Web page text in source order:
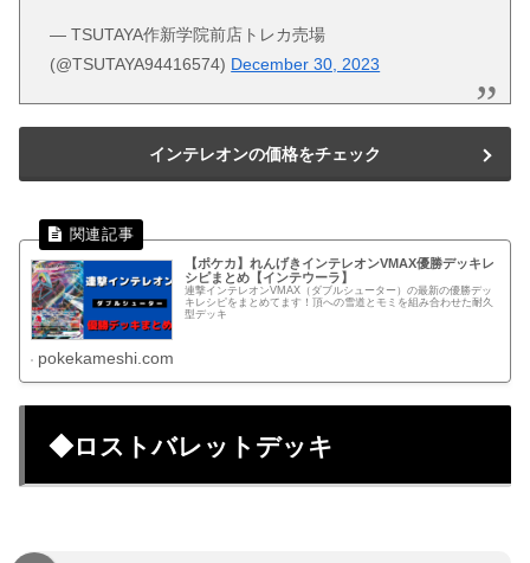
— TSUTAYA作新学院前店トレカ売場
(@TSUTAYA94416574) December 30, 2023
インテレオンの価格をチェック
【ポケカ】れんげきインテレオンVMAX優勝デッキレ
シピまとめ【インテウーラ】
連撃インテレオンVMAX（ダブルシューター）の最新の優勝デッ
キレシピをまとめてます！頂への雪道とモミを組み合わせた耐久
型デッキ
pokekameshi.com
◆ロストバレットデッキ